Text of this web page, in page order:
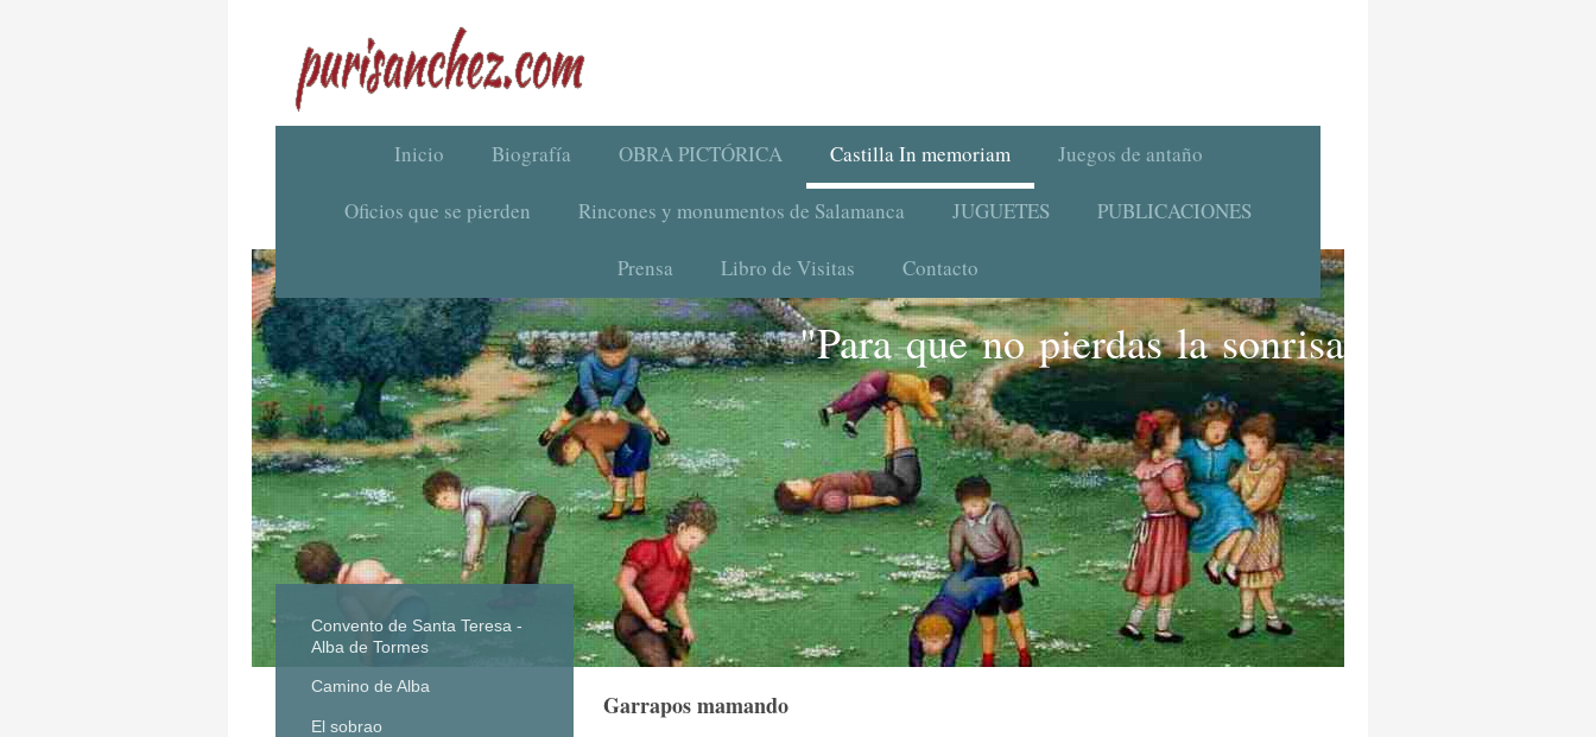
Inicio Biografía OBRA PICTÓRICA Castilla In memoriam Juegos de antaño
Oficios que se pierden Rincones y monumentos de Salamanca JUGUETES PUBLICACIONES
Prensa Libro de Visitas Contacto
"Para que no pierdas la sonrisa"
Garrapos mamando
Convento de Santa Teresa -
Alba de Tormes
Camino de Alba
El sobrao